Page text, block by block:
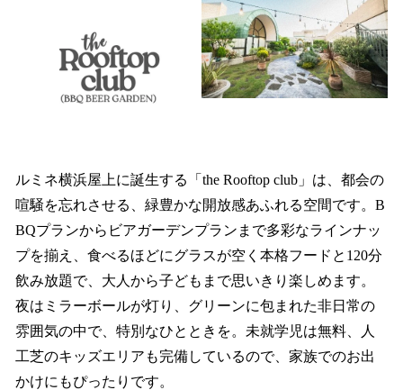
ルミネ横浜屋上に誕生する「the Rooftop club」は、都会の
喧騒を忘れさせる、緑豊かな開放感あふれる空間です。B
BQプランからビアガーデンプランまで多彩なラインナッ
プを揃え、食べるほどにグラスが空く本格フードと120分
飲み放題で、大人から子どもまで思いきり楽しめます。
夜はミラーボールが灯り、グリーンに包まれた非日常の
雰囲気の中で、特別なひとときを。未就学児は無料、人
工芝のキッズエリアも完備しているので、家族でのお出
かけにもぴったりです。